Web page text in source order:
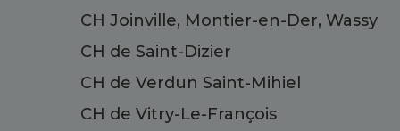
CH Joinville, Montier-en-Der, Wassy
CH de Saint-Dizier
CH de Verdun Saint-Mihiel
CH de Vitry-Le-François